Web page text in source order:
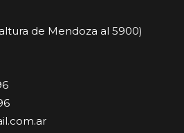
de Mendoza al 5900)